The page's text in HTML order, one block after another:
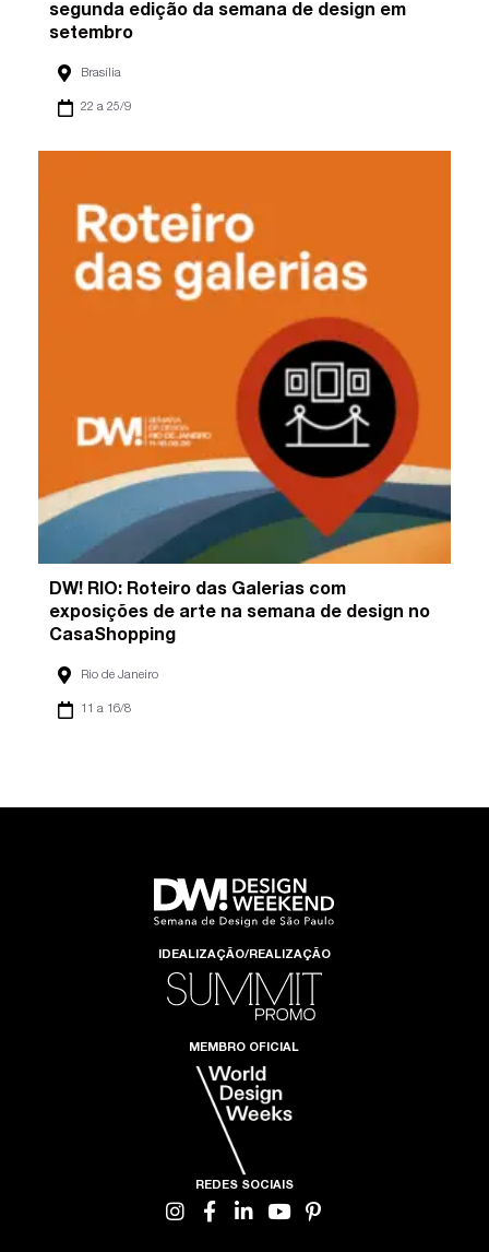
segunda edição da semana de design em
setembro
Brasília
22 a 25/9
DW! RIO: Roteiro das Galerias com
exposições de arte na semana de design no
CasaShopping
Rio de Janeiro
11 a 16/8
IDEALIZAÇÃO/REALIZAÇÃO
MEMBRO OFICIAL
REDES SOCIAIS